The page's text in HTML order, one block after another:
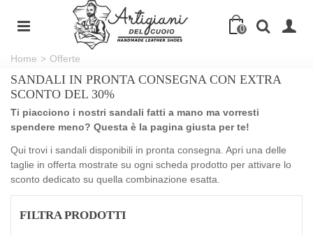
0
Home > Offerte
SANDALI IN PRONTA CONSEGNA CON EXTRA
SCONTO DEL 30%
Ti piacciono i nostri sandali fatti a mano ma vorresti
spendere meno? Questa è la pagina giusta per te!
Qui trovi i sandali disponibili in pronta consegna. Apri una delle
taglie in offerta mostrate su ogni scheda prodotto per attivare lo
sconto dedicato su quella combinazione esatta.
FILTRA PRODOTTI